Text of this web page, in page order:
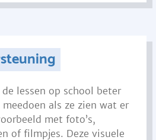
lessen op school beter
als ze zien wat er
met foto’s,
of filmpjes. Deze visuele